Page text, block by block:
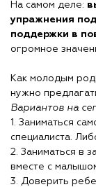
На самом деле:
упражнения
поддержки в
огромное
Как молодым
нужно
Вариантов на
1. Заниматься
специалиста.
2. Заниматься в
вместе с
3. Доверить